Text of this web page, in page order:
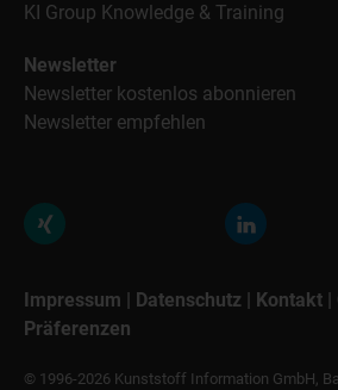
KI Group Knowledge & Training
Newsletter
Newsletter kostenlos abonnieren
Newsletter empfehlen
Impressum | Datenschutz | Kontakt |
Präferenzen
© 1996-2026 Kunststoff Information GmbH,